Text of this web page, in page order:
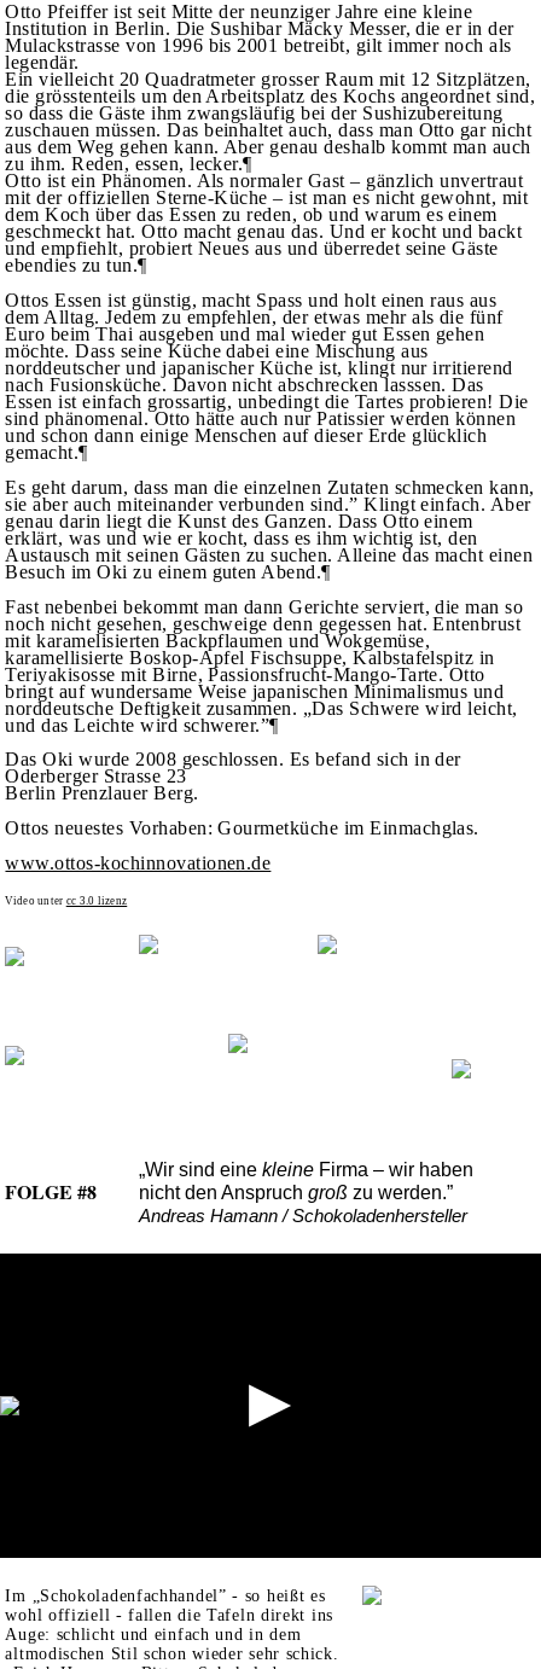
Otto Pfeiffer ist seit Mitte der neunziger Jahre eine kleine
Institution in Berlin. Die Sushibar Mäcky Messer, die er in der
Mulackstrasse von 1996 bis 2001 betreibt, gilt immer noch als
legendär.
Ein vielleicht 20 Quadratmeter grosser Raum mit 12 Sitzplätzen,
die grösstenteils um den Arbeitsplatz des Kochs angeordnet sind,
so dass die Gäste ihm zwangsläufig bei der Sushizubereitung
zuschauen müssen. Das beinhaltet auch, dass man Otto gar nicht
aus dem Weg gehen kann. Aber genau deshalb kommt man auch
zu ihm. Reden, essen, lecker.¶
Otto ist ein Phänomen. Als normaler Gast – gänzlich unvertraut
mit der offiziellen Sterne-Küche – ist man es nicht gewohnt, mit
dem Koch über das Essen zu reden, ob und warum es einem
geschmeckt hat. Otto macht genau das. Und er kocht und backt
und empfiehlt, probiert Neues aus und überredet seine Gäste
ebendies zu tun.¶
Ottos Essen ist günstig, macht Spass und holt einen raus aus
dem Alltag. Jedem zu empfehlen, der etwas mehr als die fünf
Euro beim Thai ausgeben und mal wieder gut Essen gehen
möchte. Dass seine Küche dabei eine Mischung aus
norddeutscher und japanischer Küche ist, klingt nur irritierend
nach Fusionsküche. Davon nicht abschrecken lasssen. Das
Essen ist einfach grossartig, unbedingt die Tartes probieren! Die
sind phänomenal. Otto hätte auch nur Patissier werden können
und schon dann einige Menschen auf dieser Erde glücklich
gemacht.¶
Es geht darum, dass man die einzelnen Zutaten schmecken kann,
sie aber auch miteinander verbunden sind.” Klingt einfach. Aber
genau darin liegt die Kunst des Ganzen. Dass Otto einem
erklärt, was und wie er kocht, dass es ihm wichtig ist, den
Austausch mit seinen Gästen zu suchen. Alleine das macht einen
Besuch im Oki zu einem guten Abend.¶
Fast nebenbei bekommt man dann Gerichte serviert, die man so
noch nicht gesehen, geschweige denn gegessen hat. Entenbrust
mit karamelisierten Backpflaumen und Wokgemüse,
karamellisierte Boskop-Apfel Fischsuppe, Kalbstafelspitz in
Teriyakisosse mit Birne, Passionsfrucht-Mango-Tarte. Otto
bringt auf wundersame Weise japanischen Minimalismus und
norddeutsche Deftigkeit zusammen. „Das Schwere wird leicht,
und das Leichte wird schwerer.”¶
Das Oki wurde 2008 geschlossen. Es befand sich in der
Oderberger Strasse 23
Berlin Prenzlauer Berg.
Ottos neuestes Vorhaben: Gourmetküche im Einmachglas.
www.ottos-kochinnovationen.de
Video unter cc 3.0 lizenz
FOLGE #8
„Wir sind eine kleine Firma – wir haben
nicht den Anspruch groß zu werden.”
Andreas Hamann / Schokoladenhersteller
Im „Schokoladenfachhandel” - so heißt es
wohl offiziell - fallen die Tafeln direkt ins
Auge: schlicht und einfach und in dem
altmodischen Stil schon wieder sehr schick.